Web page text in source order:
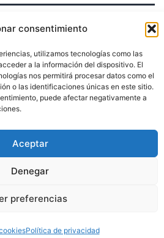
consentimiento
utilizamos tecnologías como las
a la información del dispositivo. El
nos permitirá procesar datos como el
o las identificaciones únicas en este sitio.
puede afectar negativamente a
Aceptar
Denegar
preferencias
Política de privacidad